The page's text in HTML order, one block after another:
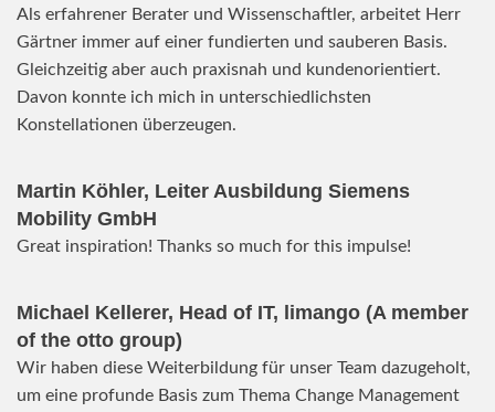
Als erfahrener Berater und Wissenschaftler, arbeitet Herr
Gärtner immer auf einer fundierten und sauberen Basis.
Gleichzeitig aber auch praxisnah und kundenorientiert.
Davon konnte ich mich in unterschiedlichsten
Konstellationen überzeugen.
Martin Köhler, Leiter Ausbildung Siemens
Mobility GmbH
Great inspiration! Thanks so much for this impulse!
Michael Kellerer, Head of IT, limango (A member
of the otto group)
Wir haben diese Weiterbildung für unser Team dazugeholt,
um eine profunde Basis zum Thema Change Management